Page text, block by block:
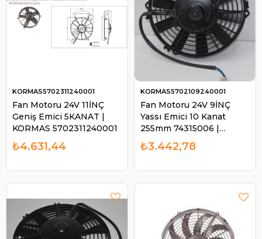
Fan Motoru 24V 11İNÇ
Geniş Emici 5KANAT |
KORMAS 5702311240001
KORMAS5702311240001
₺4.631,44
Fan Motoru 24V 9İNÇ
Yassı Emici 10 Kanat
255mm 74315006 |
KORMAS 5702109240001
KORMAS5702109240001
₺3.442,78